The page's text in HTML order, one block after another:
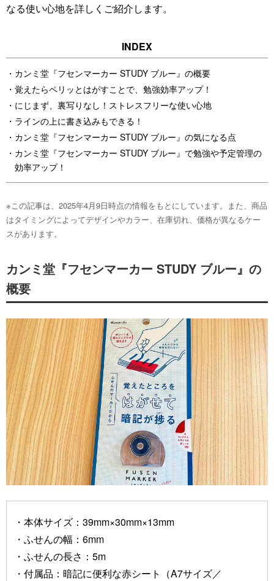
なる使い心地を詳しくご紹介します。
カンミ堂『フセンマーカー STUDY ブルー』の概要
覚えたらペリッとはがすことで、勉強効率アップ！
にじまず、裏写りなし！ストレスフリーな使い心地
ラインの上に書き込みもできる！
カンミ堂『フセンマーカー STUDY ブルー』の気になる点
カンミ堂『フセンマーカー STUDY ブルー』で勉強や予定管理の
効率アップ！
※この記事は、2025年4月9日時点の情報をもとにしています。また、商品
はタイミングによってデザインやカラー、在庫切れ、価格が異なるケー
スがあります。
カンミ堂『フセンマーカー STUDY ブルー』の
概要
・本体サイズ：39mm×30mm×13mm
・ふせんの幅：6mm
・ふせんの長さ：5m
・付属品：暗記に便利な赤シート（A7サイズ／